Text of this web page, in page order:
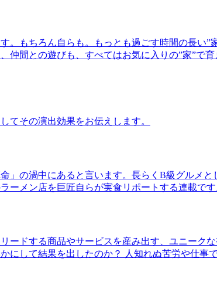
。もちろん自らも。もっとも過ごす時間の長い
間との遊びも、すべてはお気に入りの”家”で
てその演出効果をお伝えします。
」の渦中にあると言います。長らくB級グルメ
ーメン店を巨匠自らが実食リポートする連載です
ードする商品やサービスを産み出す、ユニーク
にして結果を出したのか？ 人知れぬ苦労や仕事